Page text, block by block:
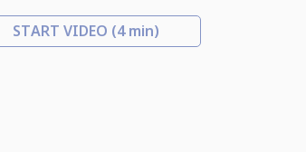
START VIDEO (4 min)